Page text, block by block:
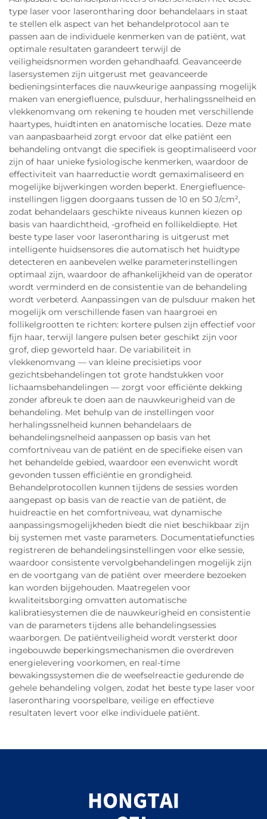
type laser voor laserontharing door behandelaars in staat
te stellen elk aspect van het behandelprotocol aan te
passen aan de individuele kenmerken van de patiënt, wat
optimale resultaten garandeert terwijl de
veiligheidsnormen worden gehandhaafd. Geavanceerde
lasersystemen zijn uitgerust met geavanceerde
bedieningsinterfaces die nauwkeurige aanpassing mogelijk
maken van energiefluence, pulsduur, herhalingssnelheid en
vlekkenomvang om rekening te houden met verschillende
haartypes, huidtinten en anatomische locaties. Deze mate
van aanpasbaarheid zorgt ervoor dat elke patiënt een
behandeling ontvangt die specifiek is geoptimaliseerd voor
zijn of haar unieke fysiologische kenmerken, waardoor de
effectiviteit van haarreductie wordt gemaximaliseerd en
mogelijke bijwerkingen worden beperkt. Energiefluence-
instellingen liggen doorgaans tussen de 10 en 50 J/cm²,
zodat behandelaars geschikte niveaus kunnen kiezen op
basis van haardichtheid, -grofheid en follikeldiepte. Het
beste type laser voor laserontharing is uitgerust met
intelligente huidsensores die automatisch het huidtype
detecteren en aanbevelen welke parameterinstellingen
optimaal zijn, waardoor de afhankelijkheid van de operator
wordt verminderd en de consistentie van de behandeling
wordt verbeterd. Aanpassingen van de pulsduur maken het
mogelijk om verschillende fasen van haargroei en
follikelgrootten te richten: kortere pulsen zijn effectief voor
fijn haar, terwijl langere pulsen beter geschikt zijn voor
grof, diep geworteld haar. De variabiliteit in
vlekkenomvang — van kleine precisietips voor
gezichtsbehandelingen tot grote handstukken voor
lichaamsbehandelingen — zorgt voor efficiënte dekking
zonder afbreuk te doen aan de nauwkeurigheid van de
behandeling. Met behulp van de instellingen voor
herhalingssnelheid kunnen behandelaars de
behandelingsnelheid aanpassen op basis van het
comfortniveau van de patiënt en de specifieke eisen van
het behandelde gebied, waardoor een evenwicht wordt
gevonden tussen efficiëntie en grondigheid.
Behandelprotocollen kunnen tijdens de sessies worden
aangepast op basis van de reactie van de patiënt, de
huidreactie en het comfortniveau, wat dynamische
aanpassingsmogelijkheden biedt die niet beschikbaar zijn
bij systemen met vaste parameters. Documentatiefuncties
registreren de behandelingsinstellingen voor elke sessie,
waardoor consistente vervolgbehandelingen mogelijk zijn
en de voortgang van de patiënt over meerdere bezoeken
kan worden bijgehouden. Maatregelen voor
kwaliteitsborging omvatten automatische
kalibratiesystemen die de nauwkeurigheid en consistentie
van de parameters tijdens alle behandelingsessies
waarborgen. De patiëntveiligheid wordt versterkt door
ingebouwde beperkingsmechanismen die overdreven
energielevering voorkomen, en real-time
bewakingssystemen die de weefselreactie gedurende de
gehele behandeling volgen, zodat het beste type laser voor
laserontharing voorspelbare, veilige en effectieve
resultaten levert voor elke individuele patiënt.